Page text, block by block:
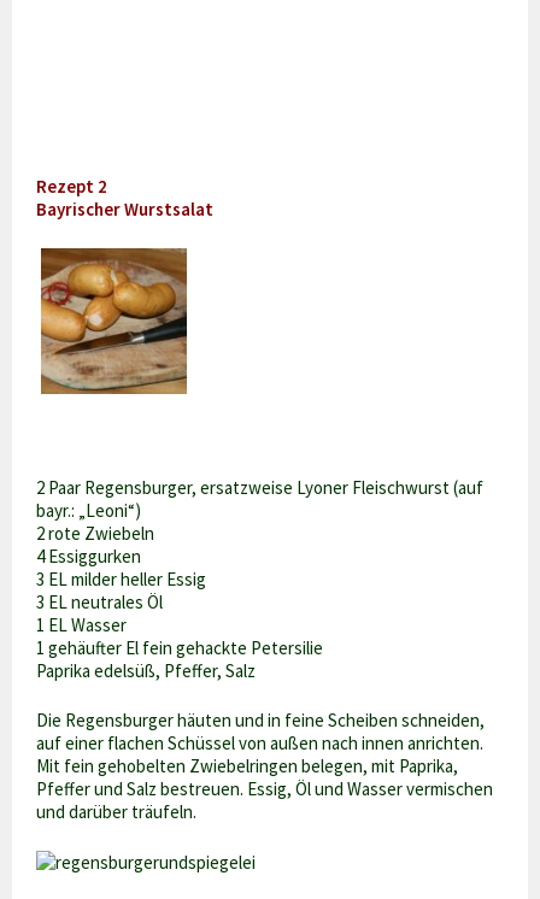
Rezept 2
Bayrischer Wurstsalat
2 Paar Regensburger, ersatzweise Lyoner Fleischwurst (auf
bayr.: „Leoni“)
2 rote Zwiebeln
4 Essiggurken
3 EL milder heller Essig
3 EL neutrales Öl
1 EL Wasser
1 gehäufter El fein gehackte Petersilie
Paprika edelsüß, Pfeffer, Salz
Die Regensburger häuten und in feine Scheiben schneiden,
auf einer flachen Schüssel von außen nach innen anrichten.
Mit fein gehobelten Zwiebelringen belegen, mit Paprika,
Pfeffer und Salz bestreuen. Essig, Öl und Wasser vermischen
und darüber träufeln.